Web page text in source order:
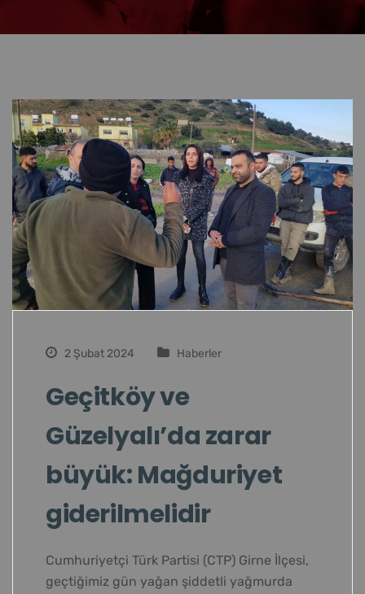
2 Şubat 2024 Haberler
Geçitköy ve
Güzelyalı’da zarar
büyük: Mağduriyet
giderilmelidir
Cumhuriyetçi Türk Partisi (CTP) Girne İlçesi,
geçtiğimiz gün yağan şiddetli yağmurda